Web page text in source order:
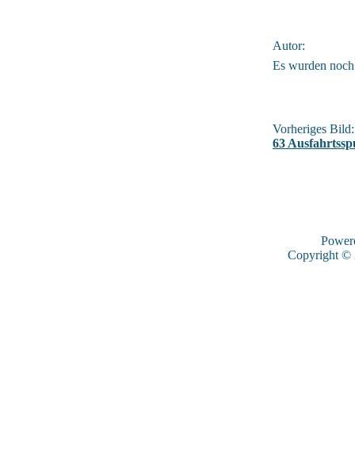
Autor:
Es wurden
Vorheriges Bild:
63
Copyright ©